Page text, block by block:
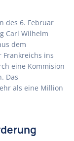
des 6. Februar
Carl Wilhelm
dem
Frankreichs ins
eine Kommision
Das
als eine Million